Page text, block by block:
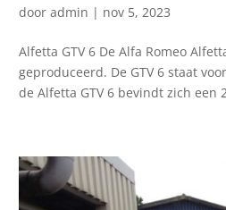
dooradmin | nov 5, 2023
Alfetta GTV 6 De Alfa Romeo
geproduceerd. De GTV 6 staat
de Alfetta GTV 6 bevindt zich een